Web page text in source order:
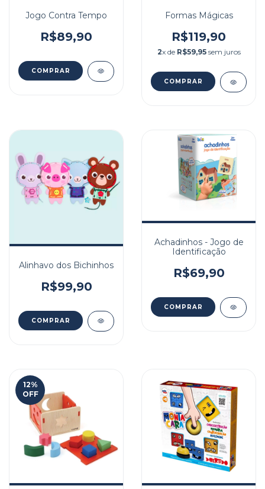
Jogo Contra Tempo
R$89,90
Formas Mágicas
R$119,90
2x de R$59,95sem juros
Alinhavo dos Bichinhos
R$99,90
Achadinhos - Jogo de
Identificação
R$69,90
12%
OFF